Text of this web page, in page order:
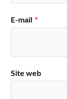
E-mail *
Site web